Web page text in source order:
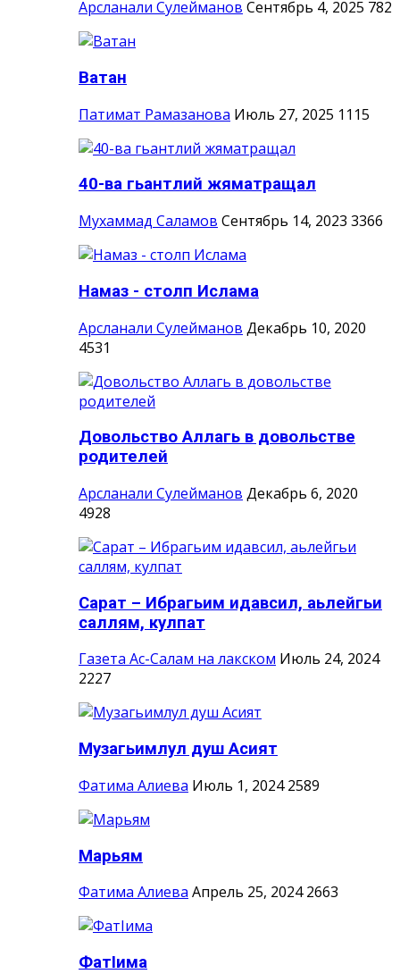
Арсланали Сулейманов Сентябрь 4, 2025 782
Ватан
Патимат Рамазанова Июль 27, 2025 1115
40-ва гьантлий жяматращал
Мухаммад Саламов Сентябрь 14, 2023 3366
Намаз - столп Ислама
Арсланали Сулейманов Декабрь 10, 2020
4531
Довольство Аллагь в довольстве
родителей
Арсланали Сулейманов Декабрь 6, 2020
4928
Сарат – Ибрагьим идавсил, аьлейгьи
саллям, кулпат
Газета Ас-Салам на лакском Июль 24, 2024
2227
Музагьимлул душ Асият
Фатима Алиева Июль 1, 2024 2589
Марьям
Фатима Алиева Апрель 25, 2024 2663
ФатIима